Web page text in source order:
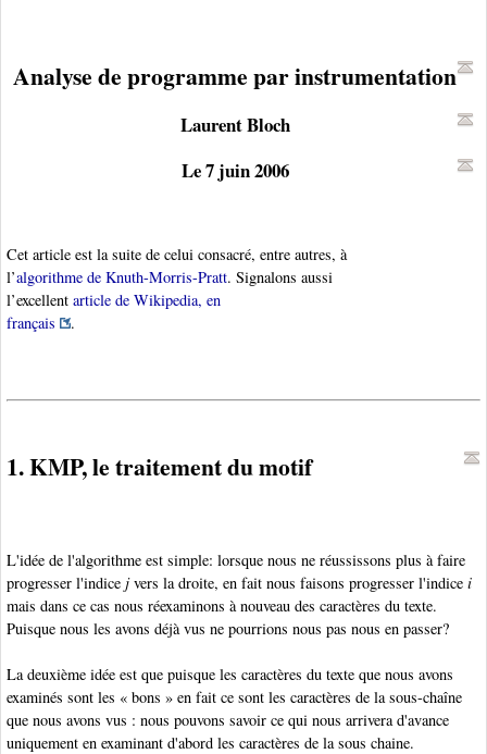
Analyse de programme par instrumentation
Laurent Bloch
Le 7 juin 2006
Cet article est la suite de celui consacré, entre autres, à
l’algorithme de Knuth-Morris-Pratt. Signalons aussi
l’excellent article de Wikipedia, en
français
.
1. KMP, le traitement du motif
L'idée de l'algorithme est simple: lorsque nous ne réussissons plus à faire
progresser l'indice jvers la droite, en fait nous faisons progresser l'indice i
mais dans ce cas nous réexaminons à nouveau des caractères du texte.
Puisque nous les avons déjà vus ne pourrions nous pas nous en passer?
La deuxième idée est que puisque les caractères du texte que nous avons
examinés sont les « bons » en fait ce sont les caractères de la sous-chaîne
que nous avons vus : nous pouvons savoir ce qui nous arrivera d'avance
uniquement en examinant d'abord les caractères de la sous chaine.